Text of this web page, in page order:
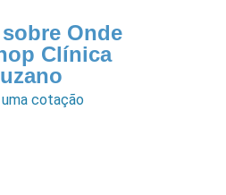
Onde
Clínica
cotação